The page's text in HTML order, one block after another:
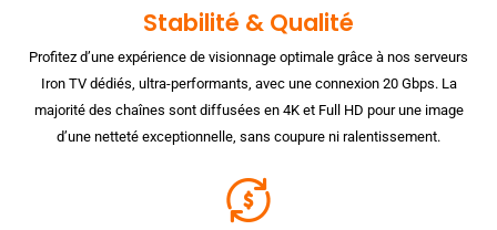
Stabilité & Qualité
Profitez d’une expérience de visionnage optimale grâce à nos serveurs
Iron TV dédiés, ultra-performants, avec une connexion 20 Gbps. La
majorité des chaînes sont diffusées en 4K et Full HD pour une image
d’une netteté exceptionnelle, sans coupure ni ralentissement.